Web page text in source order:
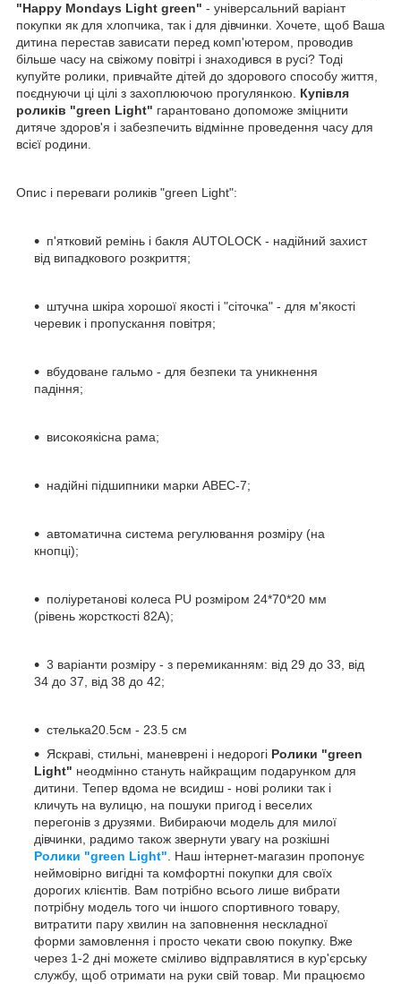
"Happy Mondays Light green" - універсальний варіант
покупки як для хлопчика, так і для дівчинки. Хочете, щоб Ваша
дитина перестав зависати перед комп'ютером, проводив
більше часу на свіжому повітрі і знаходився в русі? Тоді
купуйте ролики, привчайте дітей до здорового способу життя,
поєднуючи ці цілі з захоплюючою прогулянкою. Купівля
роликів "green Light" гарантовано допоможе зміцнити
дитяче здоров'я і забезпечить відмінне проведення часу для
всієї родини.
Опис і переваги роликів "green Light":
п'ятковий ремінь і бакля AUTОLOCK - надійний захист
від випадкового розкриття;
штучна шкіра хорошої якості і "сіточка" - для м'якості
черевик і пропускання повітря;
вбудоване гальмо - для безпеки та уникнення
падіння;
високоякісна рама;
надійні підшипники марки ABEC-7;
автоматична система регулювання розміру (на
кнопці);
поліуретанові колеса PU розміром 24*70*20 мм
(рівень жорсткості 82А);
3 варіанти розміру - з перемиканням: від 29 до 33, від
34 до 37, від 38 до 42;
стелька20.5см - 23.5 см
Яскраві, стильні, маневрені і недорогі Ролики "green
Light" неодмінно стануть найкращим подарунком для
дитини. Тепер вдома не всидиш - нові ролики так і
кличуть на вулицю, на пошуки пригод і веселих
перегонів з друзями. Вибираючи модель для милої
дівчинки, радимо також звернути увагу на розкішні
Ролики "green Light" . Наш інтернет-магазин пропонує
неймовірно вигідні та комфортні покупки для своїх
дорогих клієнтів. Вам потрібно всього лише вибрати
потрібну модель того чи іншого спортивного товару,
витратити пару хвилин на заповнення нескладної
форми замовлення і просто чекати свою покупку. Вже
через 1-2 дні можете сміливо відправлятися в кур'єрську
службу, щоб отримати на руки свій товар. Ми працюємо